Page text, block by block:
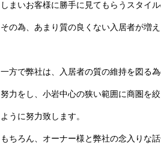
しまいお客様に勝手に見てもらうスタイ
その為、あまり質の良くない入居者が増
一方で弊社は、入居者の質の維持を図る
努力をし、小岩中心の狭い範囲に商圏を
ように努力致します。
もちろん、オーナー様と弊社の念入りな